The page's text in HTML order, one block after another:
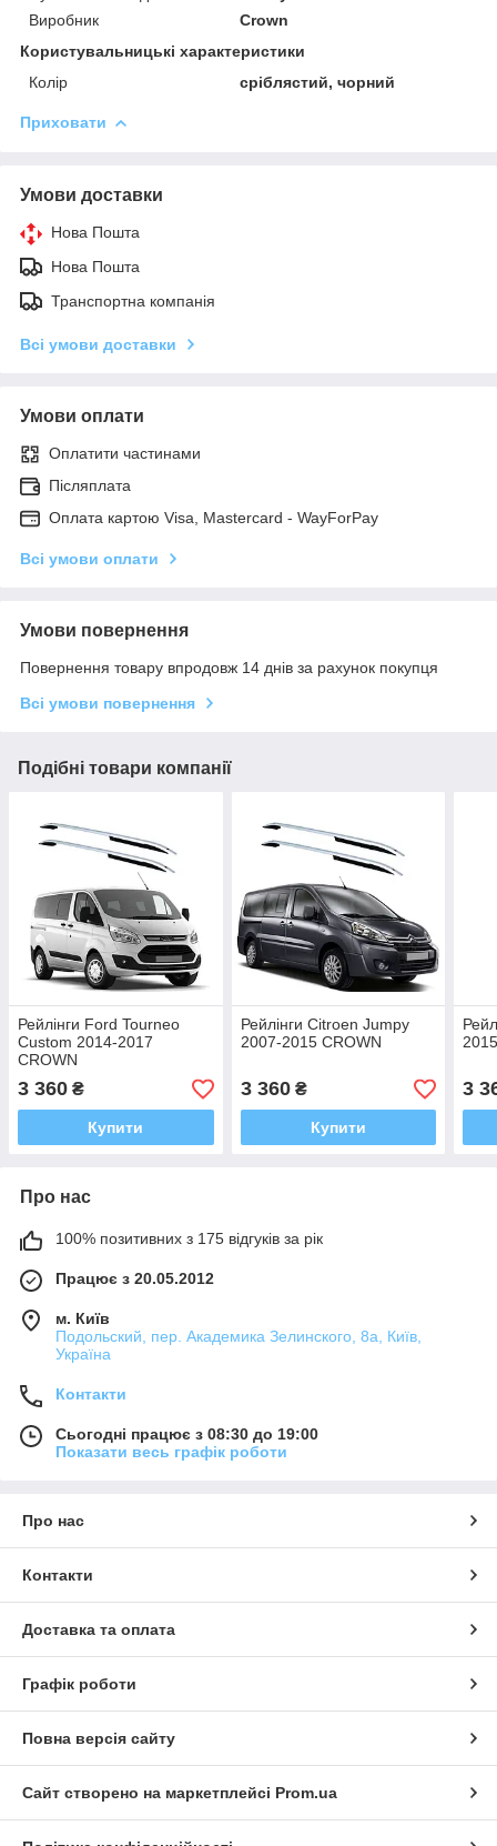
Виробник
Crown
Користувальницькі характеристики
Колір
сріблястий, чорний
Приховати
Умови доставки
Нова Пошта
Нова Пошта
Транспортна компанія
Всі умови доставки
Умови оплати
Оплатити частинами
Післяплата
Оплата картою Visa, Mastercard - WayForPay
Всі умови оплати
Умови повернення
Повернення товару впродовж 14 днів за рахунок покупця
Всі умови повернення
Подібні товари компанії
Рейлінги Ford Tourneo
Custom 2014-2017
CROWN
3 360 ₴
Купити
Рейлінги Citroen Jumpy
2007-2015 CROWN
3 360₴
Купити
3
Про нас
100% позитивних з 175 відгуків за рік
Працює з 20.05.2012
м. Київ
Подольский, пер. Академика Зелинского, 8а, Київ,
Україна
Контакти
Сьогодні працює з 08:30 до 19:00
Показати весь графік роботи
Про нас
Контакти
Доставка та оплата
Графік роботи
Повна версія сайту
Сайт створено на маркетплейсі Prom.ua